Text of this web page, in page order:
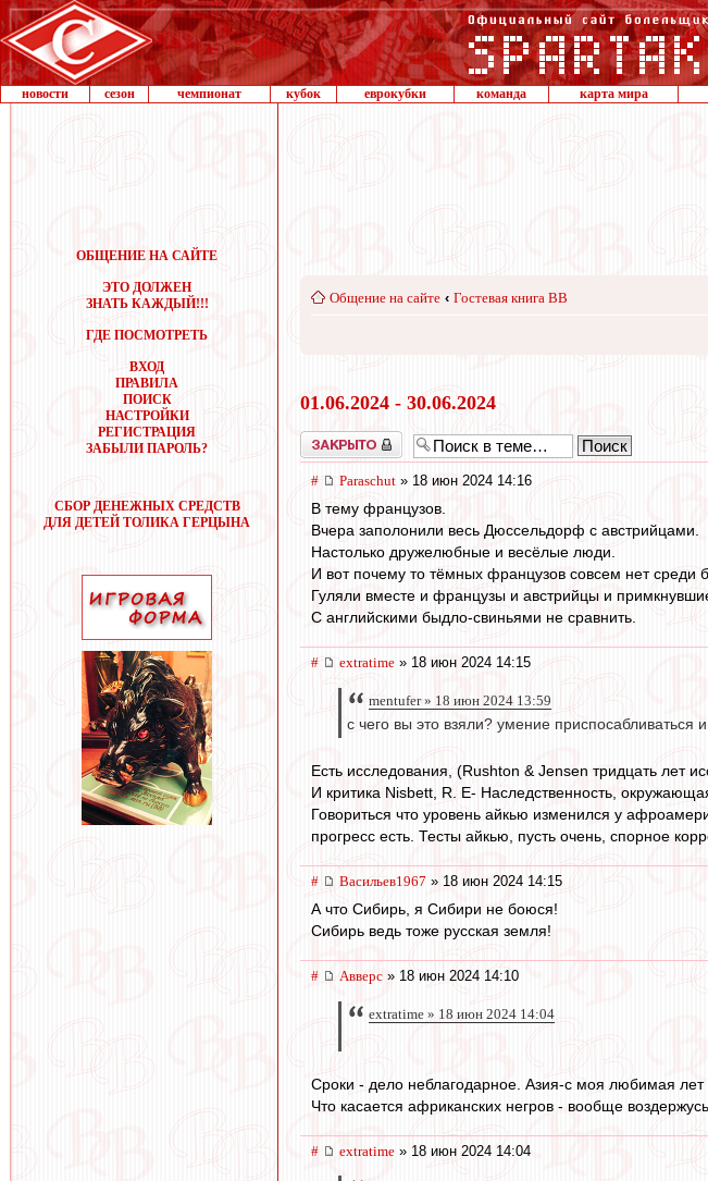
новости сезон чемпионат кубок еврокубки команда карта мира
ОБЩЕНИЕ НА САЙТЕ
ЭТО ДОЛЖЕН
ЗНАТЬ КАЖДЫЙ!!!
ГДЕ ПОСМОТРЕТЬ
ВХОД
ПРАВИЛА
ПОИСК
НАСТРОЙКИ
РЕГИСТРАЦИЯ
ЗАБЫЛИ ПАРОЛЬ?
СБОР ДЕНЕЖНЫХ СРЕДСТВ
ДЛЯ ДЕТЕЙ ТОЛИКА ГЕРЦЫНА
Общение на сайте ‹ Гостевая книга ВВ
01.06.2024 - 30.06.2024
Закрыто
# Paraschut » 18 июн 2024 14:16
В тему французов.
Вчера заполонили весь Дюссельдорф с австрийцами.
Настолько дружелюбные и весёлые люди.
И вот почему то тёмных французов совсем нет среди
Гуляли вместе и французы и австрийцы и
С английскими быдло-свиньями не сравнить.
# extratime » 18 июн 2024 14:15
mentufer » 18 июн 2024 13:59
с чего вы это взяли? умение приспосабливаться
Есть исследования, (Rushton & Jensen тридцать лет
И критика Nisbett, R. E- Наследственность,
Говориться что уровень айкью изменился у
прогресс есть. Тесты айкью, пусть очень, спорное
# Васильев1967 » 18 июн 2024 14:15
А что Сибирь, я Сибири не боюся!
Сибирь ведь тоже русская земля!
# Авверс » 18 июн 2024 14:10
extratime » 18 июн 2024 14:04
Сроки - дело неблагодарное. Азия-с моя любимая лет
Что касается африканских негров - вообще
# extratime » 18 июн 2024 14:04